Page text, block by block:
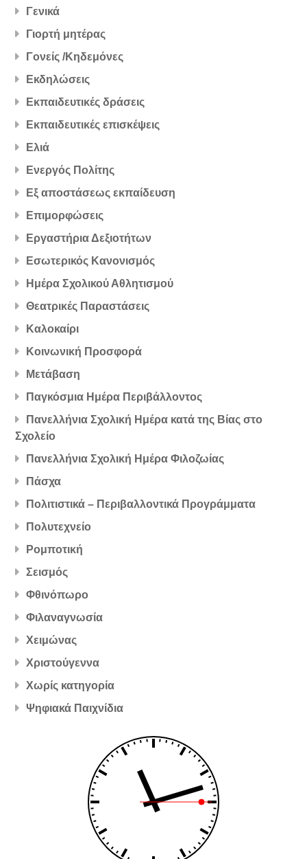
Γενικά
Γιορτή μητέρας
Γονείς /Κηδεμόνες
Εκδηλώσεις
Εκπαιδευτικές δράσεις
Εκπαιδευτικές επισκέψεις
Ελιά
Ενεργός Πολίτης
Εξ αποστάσεως εκπαίδευση
Επιμορφώσεις
Εργαστήρια Δεξιοτήτων
Εσωτερικός Κανονισμός
Ημέρα Σχολικού Αθλητισμού
Θεατρικές Παραστάσεις
Καλοκαίρι
Κοινωνική Προσφορά
Μετάβαση
Παγκόσμια Ημέρα Περιβάλλοντος
Πανελλήνια Σχολική Ημέρα κατά της Βίας στο
Σχολείο
Πανελλήνια Σχολική Ημέρα Φιλοζωίας
Πάσχα
Πολιτιστικά – Περιβαλλοντικά Προγράμματα
Πολυτεχνείο
Ρομποτική
Σεισμός
Φθινόπωρο
Φιλαναγνωσία
Χειμώνας
Χριστούγεννα
Χωρίς κατηγορία
Ψηφιακά Παιχνίδια